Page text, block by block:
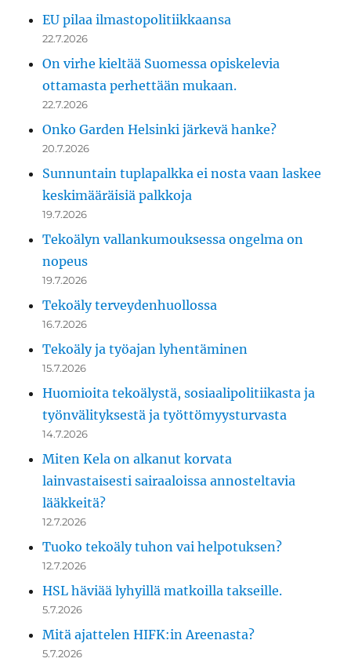
EU pilaa ilmastopolitiikkaansa
22.7.2026
On virhe kieltää Suomessa opiskelevia
ottamasta perhettään mukaan.
22.7.2026
Onko Garden Helsinki järkevä hanke?
20.7.2026
Sunnuntain tuplapalkka ei nosta vaan laskee
keskimääräisiä palkkoja
19.7.2026
Tekoälyn vallankumouksessa ongelma on
nopeus
19.7.2026
Tekoäly terveydenhuollossa
16.7.2026
Tekoäly ja työajan lyhentäminen
15.7.2026
Huomioita tekoälystä, sosiaalipolitiikasta ja
työnvälityksestä ja työttömyysturvasta
14.7.2026
Miten Kela on alkanut korvata
lainvastaisesti sairaaloissa annosteltavia
lääkkeitä?
12.7.2026
Tuoko tekoäly tuhon vai helpotuksen?
12.7.2026
HSL häviää lyhyillä matkoilla takseille.
5.7.2026
Mitä ajattelen HIFK:in Areenasta?
5.7.2026